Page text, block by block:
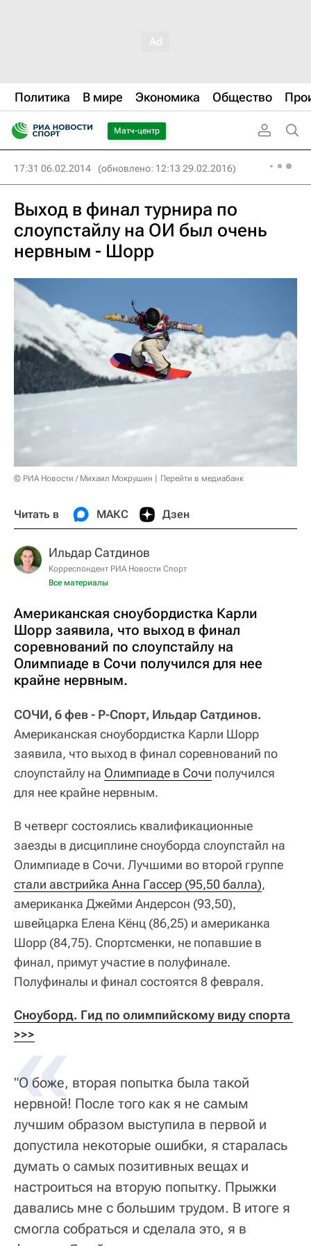
Политика В мире Экономика Общество
Матч-центр
17:31 06.02.2014 (обновлено: 12:13 29.02.2016)
Выход в финал турнира по
слоупстайлу на ОИ был очень
нервным - Шорр
© РИА Новости / Михаил Мокрушин Перейти в медиабанк
Читать в МАКС Дзен
Ильдар Сатдинов
Корреспондент РИА Новости Спорт
Все материалы
Американская сноубордистка Карли
Шорр заявила, что выход в финал
соревнований по слоупстайлу на
Олимпиаде в Сочи получился для нее
крайне нервным.
СОЧИ, 6 фев - Р-Спорт, Ильдар Сатдинов.
Американская сноубордистка Карли Шорр
заявила, что выход в финал соревнований по
слоупстайлу на Олимпиаде в Сочи получился
для нее крайне нервным.
В четверг состоялись квалификационные
заезды в дисциплине сноуборда слоупстайл на
Олимпиаде в Сочи. Лучшими во второй группе
стали австрийка Анна Гассер (95,50 балла),
американка Джейми Андерсон (93,50),
швейцарка Елена Кёнц (86,25) и американка
Шорр (84,75). Спортсменки, не попавшие в
финал, примут участие в полуфинале.
Полуфиналы и финал состоятся 8 февраля.
Сноуборд. Гид по олимпийскому виду спорта
>>>
"О боже, вторая попытка была такой
нервной! После того как я не самым
лучшим образом выступила в первой и
допустила некоторые ошибки, я старалась
думать о самых позитивных вещах и
настроиться на вторую попытку. Прыжки
давались мне с большим трудом. В итоге я
смогла собраться и сделала это, я в